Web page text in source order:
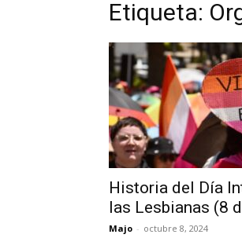
Etiqueta:
Historia del Día
las Lesbianas (8
Majo - octubre 8, 2024